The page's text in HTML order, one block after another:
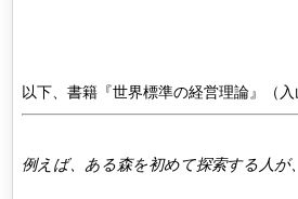
以下、書籍『世界標準の経営理論』（
例えば、ある森を初めて探索する人が、